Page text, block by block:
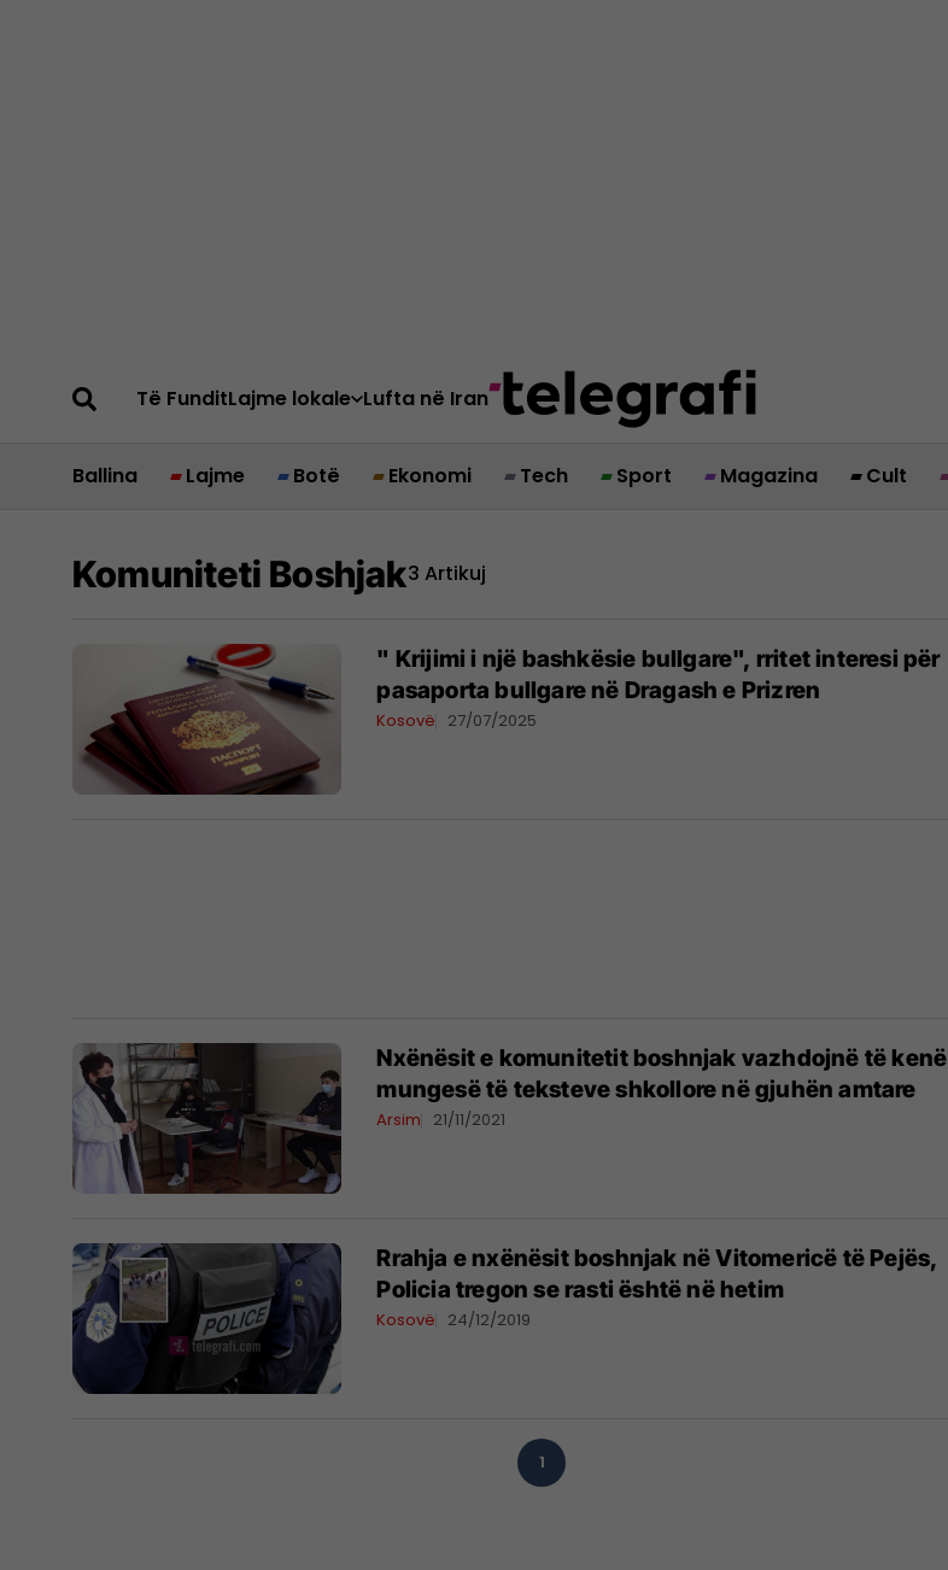
Të FunditLajme lokale Lufta në Iran
Ballina Lajme Botë Ekonomi Tech Sport Magazina Cult
Komuniteti Boshjak3 Artikuj
" Krijimi i një bashkësie bullgare", rritet interesi për
pasaporta bullgare në Dragash e Prizren
Kosovë 27/07/2025
​Nxënësit e komunitetit boshnjak vazhdojnë të kenë
mungesë të teksteve shkollore në gjuhën amtare
Arsim 21/11/2021
Rrahja e nxënësit boshnjak në Vitomericë të Pejës,
Policia tregon se rasti është në hetim
Kosovë 24/12/2019
1